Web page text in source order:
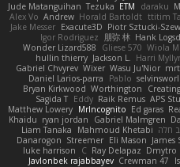
Jude Matanguihan Tezuka ETM daraku
Alex Vo Andrew Horald Bartoldt ttitim
Jake Messer Exacute3D Piotr Sztucki-
Igor Rodriguez 朋弥 林 Hank
Wonder Lizard588
Gliese 570 Wiola
hullin thierry Jackson L. Harri
Gabriel Chvyrev Wixer Wasu Ju'Nior
Daniel Larios-parra
Pablo
Bryan Kirkwood Worthington
Sagida T Eddy Raik Remus APS
Matthew Lowery MrIncognito Ed garas
Khaidu ryan jordan Gabriel Malmgren
Liam Tanaka
Mahmoud Khetabi חלה
Danarogon Streemer Eli Mason James
luke harrison
C Ray Delapaz Dmytro
Javlonbek rajabbayev Crewman 47